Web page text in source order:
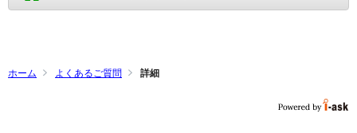
ホーム よくあるご質問 詳細